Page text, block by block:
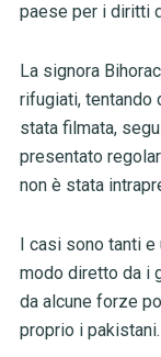
paese per i diritti
La signora
rifugiati, tentando
stata filmata,
presentato
non è stata
I casi sono tanti e
modo diretto da i
da alcune forze
proprio i pakistani.